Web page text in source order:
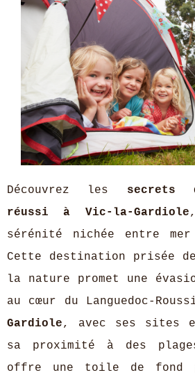
Découvrez les secrets
réussi à Vic-la-Gardiole
sérénité nichée entre
Cette destination prisée
la nature promet une
au cœur du Languedoc-
Gardiole, avec ses sites
sa proximité à des
offre une toile de fond